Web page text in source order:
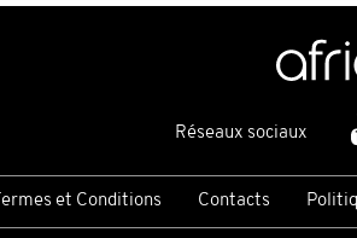
Réseaux sociaux
et Conditions Contacts